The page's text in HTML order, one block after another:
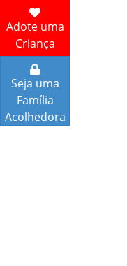
Adote uma
Criança
Seja uma
Família
Acolhedora